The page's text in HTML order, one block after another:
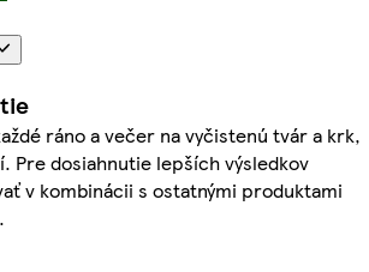
ráno a večer na vyčistenú tvár a krk,
Pre dosiahnutie lepších výsledkov
v kombinácii s ostatnými produktami